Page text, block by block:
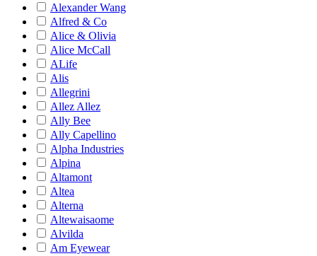
Alexander Wang
Alfred & Co
Alice & Olivia
Alice McCall
ALife
Alis
Allegrini
Allez Allez
Ally Bee
Ally Capellino
Alpha Industries
Alpina
Altamont
Altea
Alterna
Altewaisaome
Alvilda
Am Eyewear